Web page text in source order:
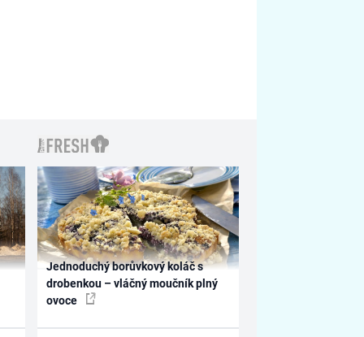
Jednoduchý borůvkový koláč s
drobenkou – vláčný moučník plný
ovoce